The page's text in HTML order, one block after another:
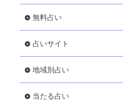
無料占い
占いサイト
地域別占い
当たる占い